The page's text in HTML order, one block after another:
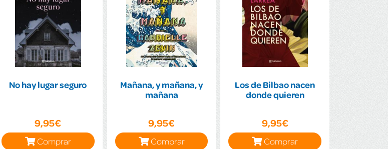
No hay lugar seguro
9,95€
Comprar
Mañana, y mañana, y
mañana
9,95€
Comprar
Los de Bilbao nacen
donde quieren
9,95€
Comprar